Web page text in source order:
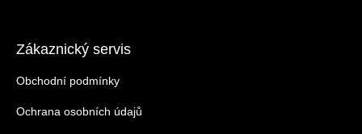
Zákaznický servis
Obchodní podmínky
Ochrana osobních údajů